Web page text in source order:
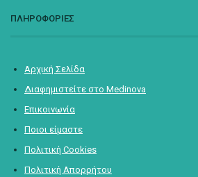
ΠΛΗΡΟΦΟΡΙΕΣ
Αρχική Σελίδα
Διαφημιστείτε στο Medinova
Επικοινωνία
Ποιοι είμαστε
Πολιτική Cookies
Πολιτική Απορρήτου